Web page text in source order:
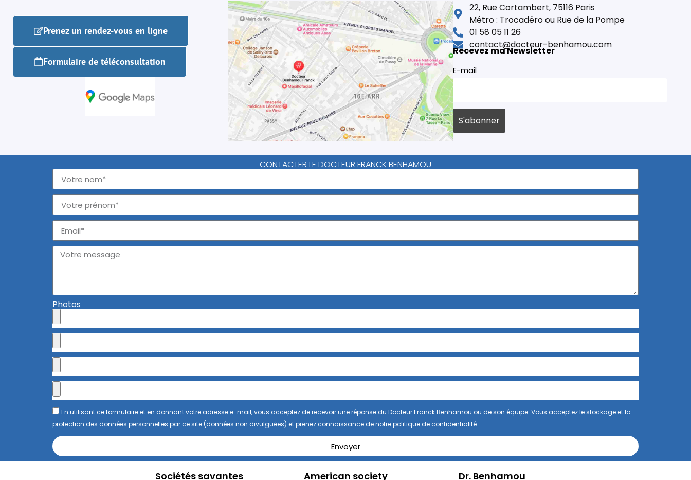
Prenez un rendez-vous en ligne
Formulaire de téléconsultation
22, Rue Cortambert, 75116 Paris
Métro : Trocadéro ou Rue de la Pompe
01 58 05 11 26
contact@docteur-benhamou.com
Recevez ma Newsletter
E-mail
CONTACTER LE DOCTEUR FRANCK BENHAMOU
Photos
En utilisant ce formulaire et en donnant votre adresse e-mail, vous acceptez de recevoir une réponse du Docteur Franck Benhamou ou de son équipe. Vous acceptez le stockage et la
protection des données personnelles par ce site (données non divulguées) et prenez connaissance de notre politique de confidentialité.
Envoyer
Sociétés savantes American society Dr. Benhamou